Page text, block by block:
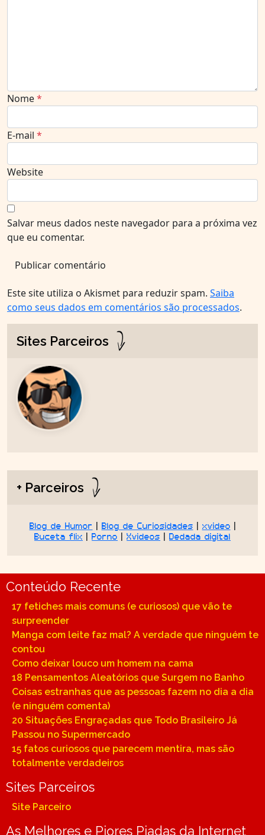
Nome*
E-mail *
Website
Salvar meus dados neste navegador para a próxima vez
que eu comentar.
Este site utiliza o Akismet para reduzir spam. Saiba
como seus dados em comentários são processados.
Sites Parceiros
+ Parceiros
Blog de Humor | Blog de Curiosidades | xvideo |
Buceta flix | Porno | Xvideos | Dedada digital
Conteúdo Recente
17 fetiches mais comuns (e curiosos) que vão te
surpreender
Manga com leite faz mal? A verdade que ninguém te
contou
Como deixar louco um homem na cama
18 Pensamentos Aleatórios que Surgem no Banho
Coisas estranhas que as pessoas fazem no dia a dia
(e ninguém comenta)
20 Situações Engraçadas que Todo Brasileiro Já
Passou no Supermercado
15 fatos curiosos que parecem mentira, mas são
totalmente verdadeiros
Sites Parceiros
Site Parceiro
As Melhores e Piores Piadas da Internet